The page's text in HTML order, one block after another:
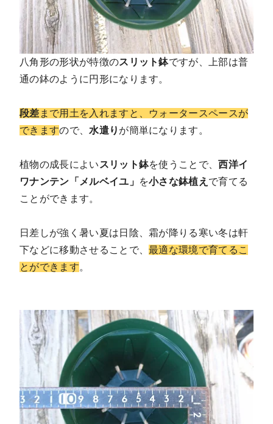
八角形の形状が特徴のスリット鉢ですが、上部は普
通の鉢のように円形になります。
段差 まで用土を入れますと、ウォータースペースが
できますので、 水遣り が簡単になります。
植物の成長によい スリット鉢を使うことで、西洋イ
ワナンテン「メルベイユ」 を小さな鉢植え で育てる
ことができます。
日差しが強く暑い夏は日陰、霜が降りる寒い冬は軒
下などに移動させることで、最適な環境で育てるこ
とができます。